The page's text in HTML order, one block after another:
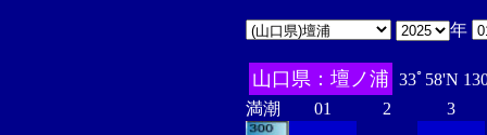
年
山口県：壇ノ浦 33ﾟ58'N
満潮
01 2 3